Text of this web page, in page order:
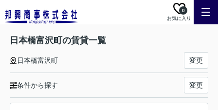
お気に入り
0
日本橋富沢町の賃貸一覧
日本橋富沢町 変更
条件から探す 変更